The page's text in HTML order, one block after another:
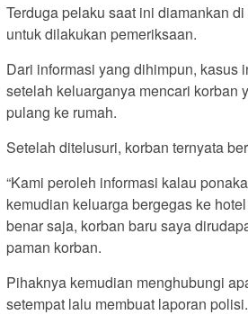
Terduga pelaku saat ini diamankan
untuk dilakukan pemeriksaan.
Dari informasi yang dihimpun, kasus
setelah keluarganya mencari korban
pulang ke rumah.
Setelah ditelusuri, korban ternyata
“Kami peroleh informasi kalau
kemudian keluarga bergegas ke
benar saja, korban baru saya
paman korban.
Pihaknya kemudian menghubungi
setempat lalu membuat laporan polisi.